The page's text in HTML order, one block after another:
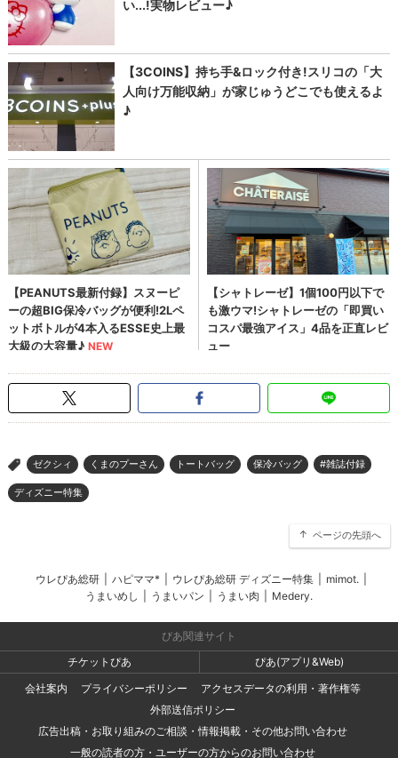
> ゼクシィ くまのプーさん トートバッグ 保冷バッグ #雑誌付録
ディズニー特集
ページの先頭へ
ウレぴあ総研 ハピママ* ウレぴあ総研 ディズニー特集 mimot.
うまいめし
うまいパン うまい肉 Medery.
ぴあ関連サイト
チケットぴあ
ぴあ(アプリ&Web)
会社案内
プライバシーポリシー
アクセスデータの利用・著作権等
外部送信ポリシー
広告出稿・お取り組みのご相談・情報掲載・その他お問い合わせ
一般の読者の方・ユーザーの方からのお問い合わせ